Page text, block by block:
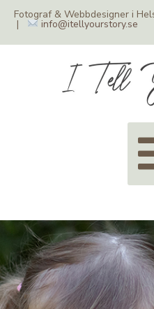
Fotograf & Webbdesigner i
| info@itellyourstory.se